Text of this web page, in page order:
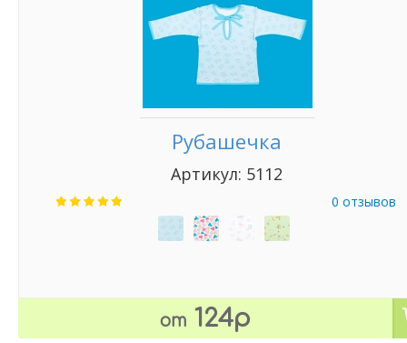
Рубашечка
Артикул: 5112
0 отзывов
от 124р